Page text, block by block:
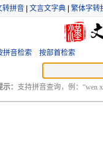
转拼音 文言文字典 繁体字转
拼音检索 按部首检索
示： 支持拼音查询，例：“wen